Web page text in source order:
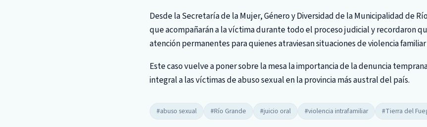
Desde la Secretaría de la Mujer, Género y Diversidad de la Municipalidad de
que acompañarán a la víctima durante todo el proceso judicial y recordaron
atención permanentes para quienes atraviesan situaciones de violencia
Este caso vuelve a poner sobre la mesa la importancia de la denuncia
integral a las víctimas de abuso sexual en la provincia más austral del país.
#abuso sexual #Río Grande #juicio oral #violencia intrafamiliar #Tierra del